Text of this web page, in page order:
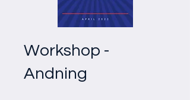
Workshop -
Andning